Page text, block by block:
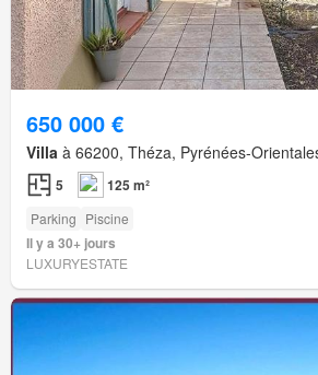
650 000 €
Villa à 66200, Théza, Pyrénées-
5 125 m²
Parking Piscine
Il y a 30+ jours
LUXURYESTATE